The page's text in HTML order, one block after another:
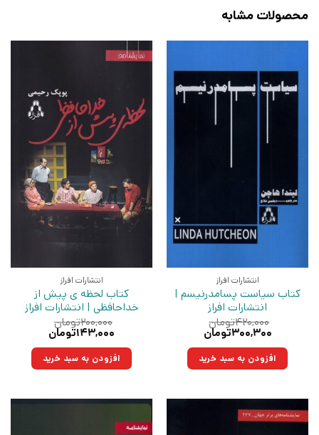
محصولات مشابه
انتشارات افراز
کتاب سیاست پسامدرنیسم |
انتشارات افراز
۴۲۰,۰۰۰تومان
قیمت
۴۲۰,۰۰۰تومان
بود.
۳۰۰,۳۰۰تومان
۳۰۰,۳۰۰تومان.افزودن به سبد خرید
انتشارات افراز
کتاب لحظه ی پیش از
خداحافظی | انتشارات افراز
۲۰۰,۰۰۰تومان
قیمت
۲۰۰,۰۰۰تومان
بود.
۱۴۳,۰۰۰تومان
۱۴۳,۰۰۰تومان.افزودن به سبد خرید